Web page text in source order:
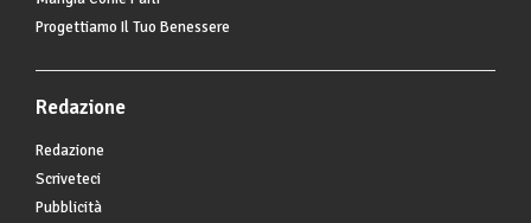
Progettiamo Il Tuo Benessere
Redazione
Redazione
Scriveteci
Pubblicità